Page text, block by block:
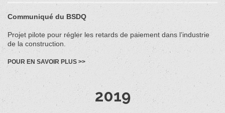
Communiqué du BSDQ
Projet pilote pour régler les retards de paiement dans l’industrie
de la construction.
POUR EN SAVOIR PLUS >>
2019